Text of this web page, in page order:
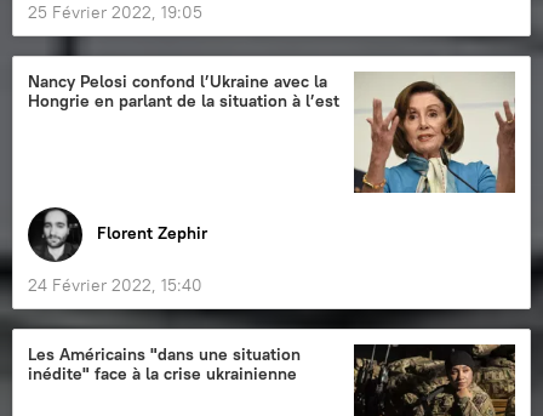
25 Février 2022, 19:05
Nancy Pelosi confond l’Ukraine avec la
Hongrie en parlant de la situation à l’est
Florent Zephir
24 Février 2022, 15:40
Les Américains "dans une situation
inédite" face à la crise ukrainienne